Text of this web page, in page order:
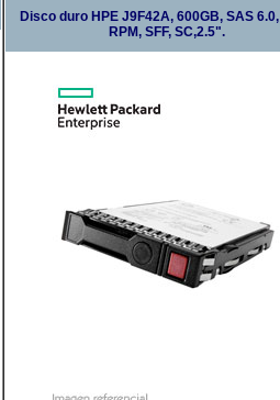
Disco duro HPE J9F42A, 600GB, SAS
RPM, SFF, SC,2.5".